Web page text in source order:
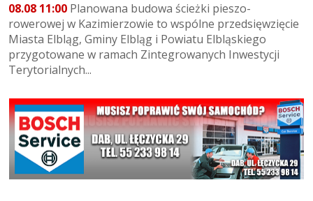
08.08 11:00 Planowana budowa ścieżki pieszo-
rowerowej w Kazimierzowie to wspólne przedsięwzięcie
Miasta Elbląg, Gminy Elbląg i Powiatu Elbląskiego
przygotowane w ramach Zintegrowanych Inwestycji
Terytorialnych...